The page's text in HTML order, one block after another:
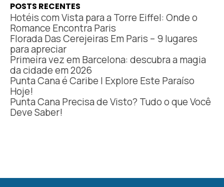
POSTS RECENTES
Hotéis com Vista para a Torre Eiffel: Onde o
Romance Encontra Paris
Florada Das Cerejeiras Em Paris – 9 lugares
para apreciar
Primeira vez em Barcelona: descubra a magia
da cidade em 2026
Punta Cana é Caribe | Explore Este Paraíso
Hoje!
Punta Cana Precisa de Visto? Tudo o que Você
Deve Saber!